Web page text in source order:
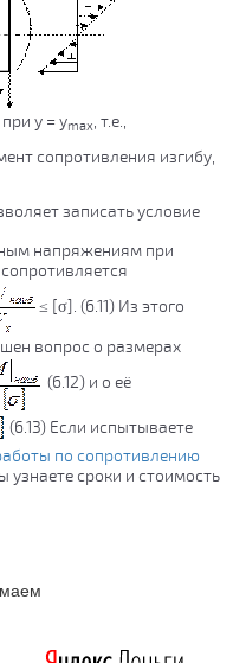
у = уmax , т.е.,
сопротивления изгибу,
записать условие
напряжениям при
≤ [σ]. (6.11) Из этого
вопрос о размерах
(6.12) и о её
(6.13) Если испытываете
по сопротивлению
узнаете сроки и стоимость